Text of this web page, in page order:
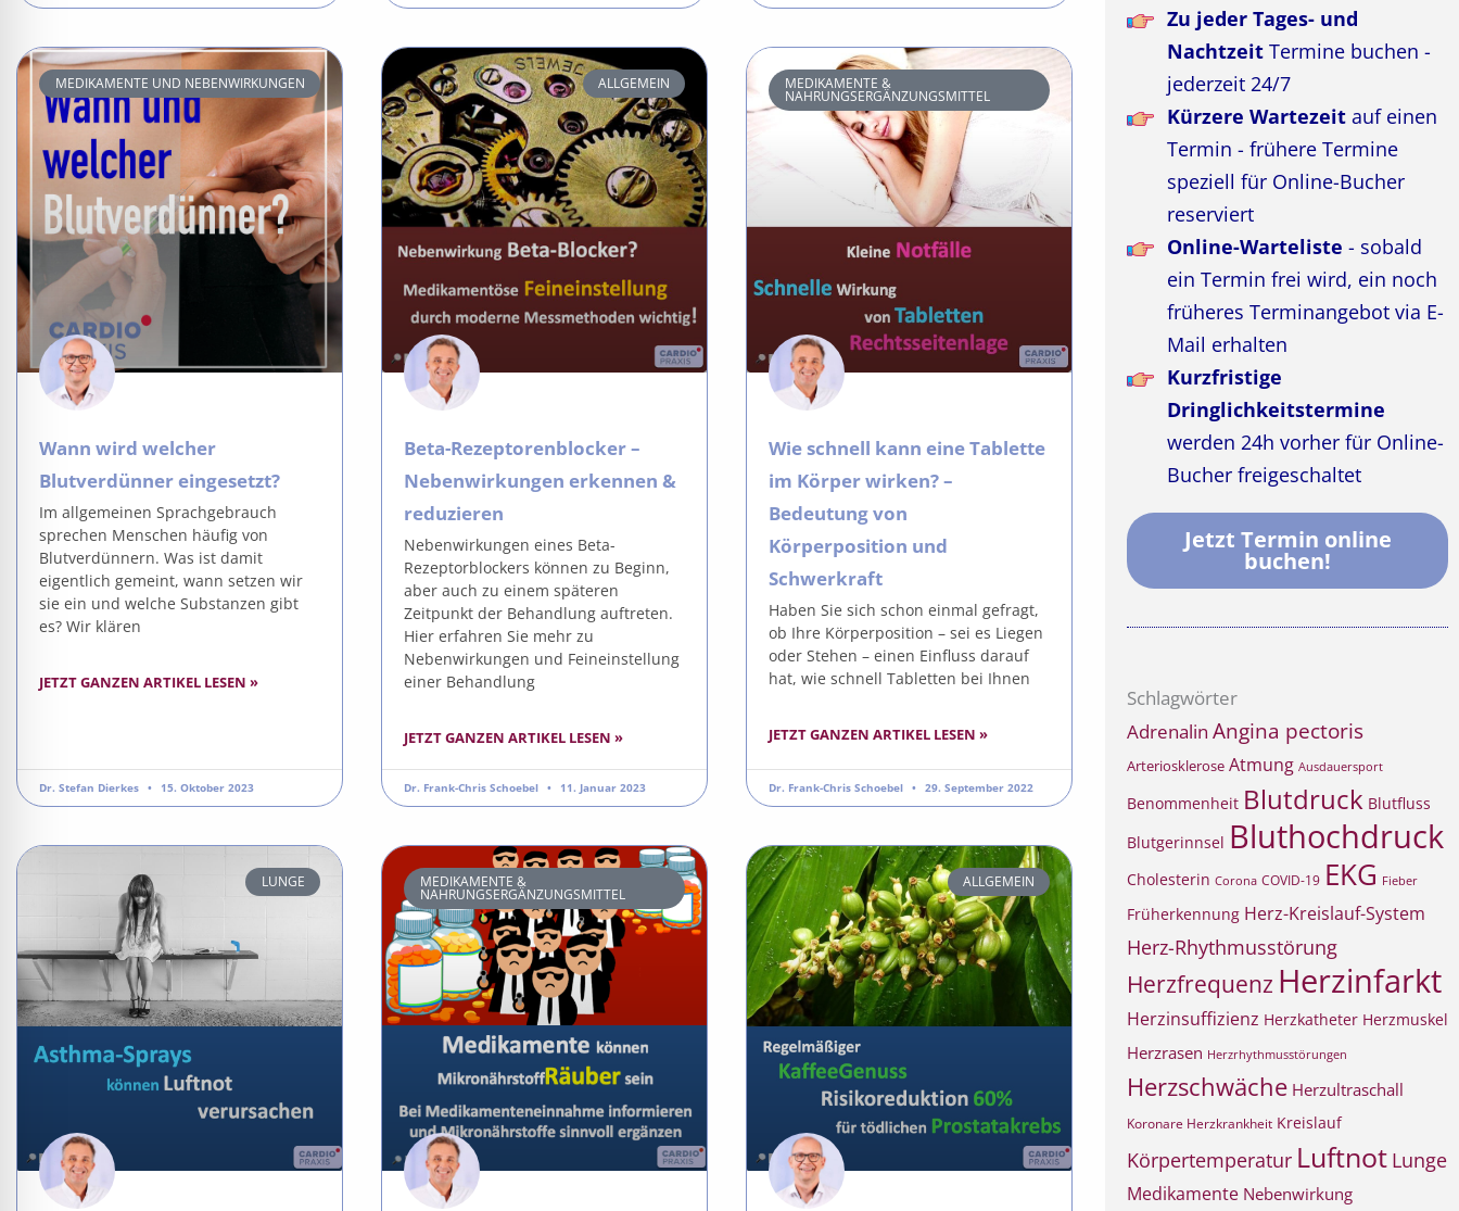
MEDIKAMENTE UND NEBENWIRKUNGEN
Wann wird welcher
Blutverdünner eingesetzt?
Im allgemeinen Sprachgebrauch
sprechen Menschen häufig von
Blutverdünnern. Was ist damit
eigentlich gemeint, wann setzen wir
sie ein und welche Substanzen gibt
es? Wir klären
JETZT GANZEN ARTIKEL LESEN »
Dr. Stefan Dierkes 15. Oktober 2023
ALLGEMEIN
Beta-Rezeptorenblocker –
Nebenwirkungen erkennen &
reduzieren
Nebenwirkungen eines Beta-
Rezeptorblockers können zu Beginn,
aber auch zu einem späteren
Zeitpunkt der Behandlung auftreten.
Hier erfahren Sie mehr zu
Nebenwirkungen und Feineinstellung
einer Behandlung
JETZT GANZEN ARTIKEL LESEN »
Dr. Frank-Chris Schoebel 11. Januar 2023
MEDIKAMENTE &
NAHRUNGSERGÄNZUNGSMITTEL
Wie schnell kann eine Tablette
im Körper wirken? –
Bedeutung von
Körperposition und
Schwerkraft
Haben Sie sich schon einmal gefragt,
ob Ihre Körperposition – sei es Liegen
oder Stehen – einen Einfluss darauf
hat, wie schnell Tabletten bei Ihnen
JETZT GANZEN ARTIKEL LESEN »
Dr. Frank-Chris Schoebel 29. September 2022
LUNGE MEDIKAMENTE &
NAHRUNGSERGÄNZUNGSMITTEL
ALLGEMEIN
Zu jeder Tages- und
NachtzeitTermine buchen -
jederzeit 24/7
Kürzere Wartezeitauf einen
Termin - frühere Termine
speziell für Online-Bucher
reserviert
Online-Warteliste - sobald
ein Termin frei wird, ein noch
früheres Terminangebot via E-
Mail erhalten
Kurzfristige
Dringlichkeitstermine
werden 24h vorher für Online-
Bucher freigeschaltet
Jetzt Termin online
buchen!
Schlagwörter
Adrenalin Angina pectoris
Arteriosklerose Atmung Ausdauersport
Benommenheit Blutdruck Blutfluss
Blutgerinnsel Bluthochdruck
Cholesterin Corona COVID-19 EKG Fieber
Früherkennung Herz-Kreislauf-System
Herz-Rhythmusstörung
Herzfrequenz Herzinfarkt
Herzinsuffizienz Herzkatheter Herzmuskel
Herzrasen Herzrhythmusstörungen
Herzschwäche Herzultraschall
Koronare Herzkrankheit Kreislauf
Körpertemperatur Luftnot Lunge
Medikamente Nebenwirkung